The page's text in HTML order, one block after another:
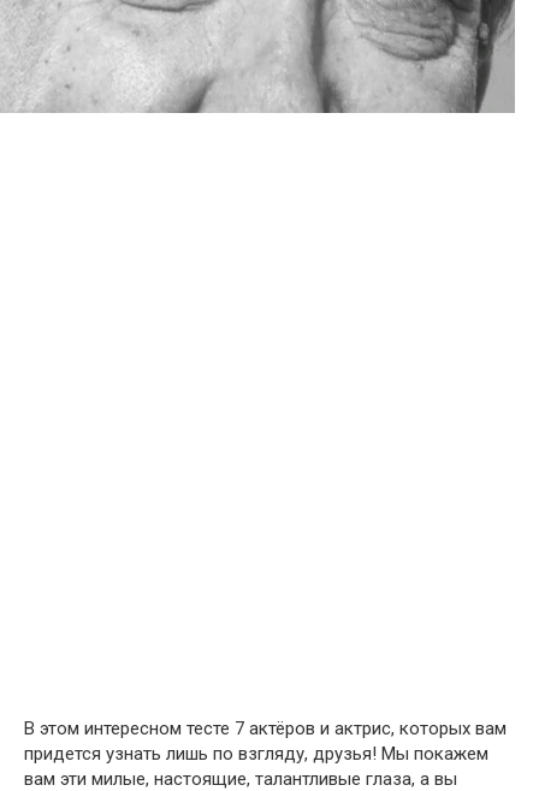
В этом интересном тесте 7 актёров и актрис, которых вам
придется узнать лишь по взгляду, друзья! Мы покажем
вам эти милые, настоящие, талантливые глаза, а вы